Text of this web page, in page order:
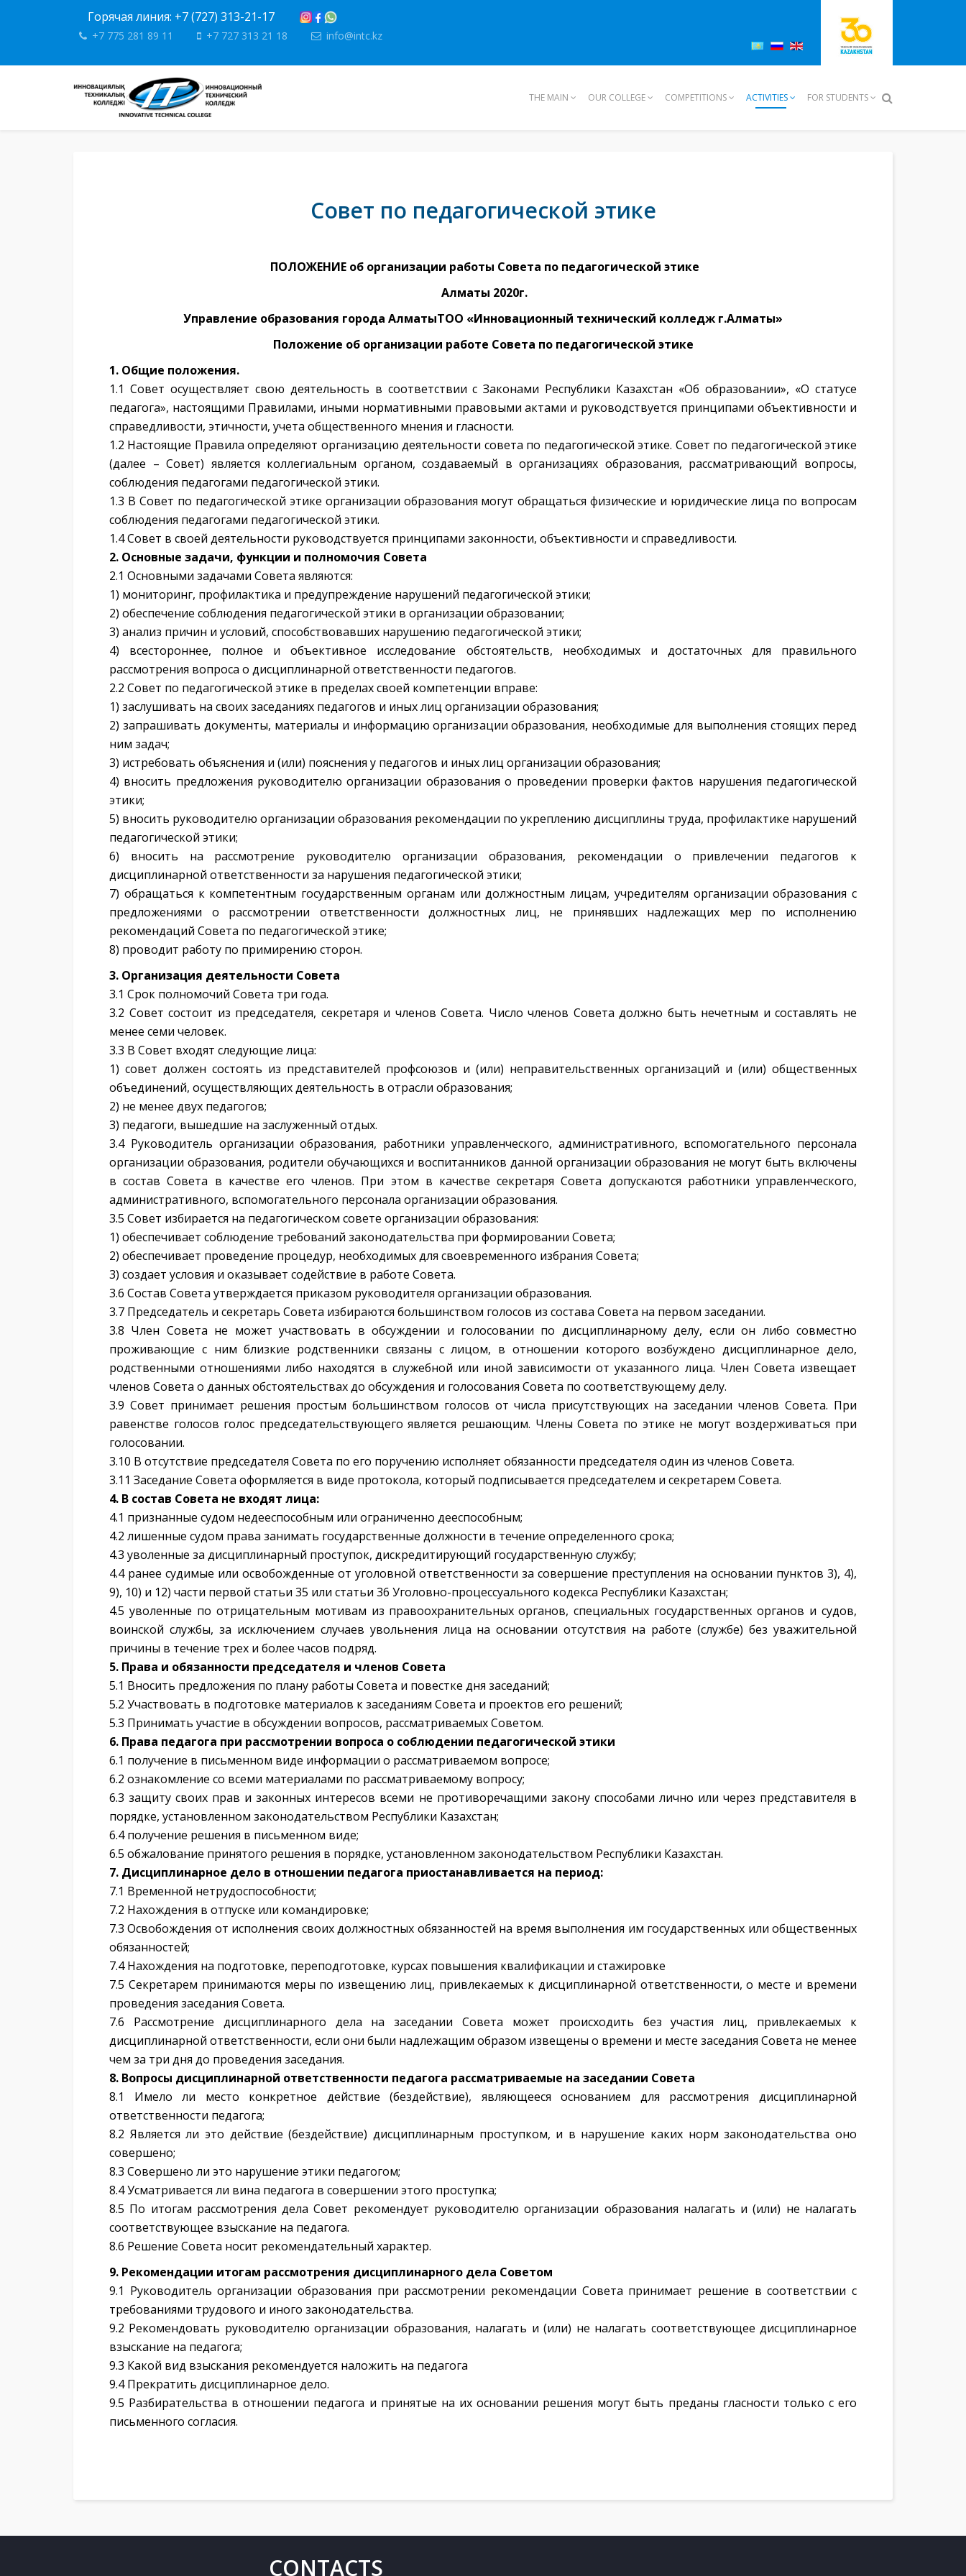
Горячая линия: +7 (727) 313-21-17
+7 775 281 89 11 +7 727 313 21 18 info@intc.kz
THE MAIN OUR COLLEGE COMPETITIONS ACTIVITIES FOR STUDENTS
Совет по педагогической этике
ПОЛОЖЕНИЕ об организации работы Совета по педагогической этике
Алматы 2020г.
Управление образования города АлматыТОО «Инновационный технический колледж г.Алматы»
Положение об организации работе Совета по педагогической этике
1. Общие положения.
1.1 Совет осуществляет свою деятельность в соответствии с Законами Республики Казахстан «Об образовании», «О статусе
педагога», настоящими Правилами, иными нормативными правовыми актами и руководствуется принципами объективности и
справедливости, этичности, учета общественного мнения и гласности.
1.2 Настоящие Правила определяют организацию деятельности совета по педагогической этике. Совет по педагогической этике
(далее – Совет) является коллегиальным органом, создаваемый в организациях образования, рассматривающий вопросы,
соблюдения педагогами педагогической этики.
1.3 В Совет по педагогической этике организации образования могут обращаться физические и юридические лица по вопросам
соблюдения педагогами педагогической этики.
1.4 Совет в своей деятельности руководствуется принципами законности, объективности и справедливости.
2. Основные задачи, функции и полномочия Совета
2.1 Основными задачами Совета являются:
1) мониторинг, профилактика и предупреждение нарушений педагогической этики;
2) обеспечение соблюдения педагогической этики в организации образовании;
3) анализ причин и условий, способствовавших нарушению педагогической этики;
4) всестороннее, полное и объективное исследование обстоятельств, необходимых и достаточных для правильного
рассмотрения вопроса о дисциплинарной ответственности педагогов.
2.2 Совет по педагогической этике в пределах своей компетенции вправе:
1) заслушивать на своих заседаниях педагогов и иных лиц организации образования;
2) запрашивать документы, материалы и информацию организации образования, необходимые для выполнения стоящих перед
ним задач;
3) истребовать объяснения и (или) пояснения у педагогов и иных лиц организации образования;
4) вносить предложения руководителю организации образования о проведении проверки фактов нарушения педагогической
этики;
5) вносить руководителю организации образования рекомендации по укреплению дисциплины труда, профилактике нарушений
педагогической этики;
6) вносить на рассмотрение руководителю организации образования, рекомендации о привлечении педагогов к
дисциплинарной ответственности за нарушения педагогической этики;
7) обращаться к компетентным государственным органам или должностным лицам, учредителям организации образования с
предложениями о рассмотрении ответственности должностных лиц, не принявших надлежащих мер по исполнению
рекомендаций Совета по педагогической этике;
8) проводит работу по примирению сторон.
3. Организация деятельности Совета
3.1 Срок полномочий Совета три года.
3.2 Совет состоит из председателя, секретаря и членов Совета. Число членов Совета должно быть нечетным и составлять не
менее семи человек.
3.3 В Совет входят следующие лица:
1) совет должен состоять из представителей профсоюзов и (или) неправительственных организаций и (или) общественных
объединений, осуществляющих деятельность в отрасли образования;
2) не менее двух педагогов;
3) педагоги, вышедшие на заслуженный отдых.
3.4 Руководитель организации образования, работники управленческого, административного, вспомогательного персонала
организации образования, родители обучающихся и воспитанников данной организации образования не могут быть включены
в состав Совета в качестве его членов. При этом в качестве секретаря Совета допускаются работники управленческого,
административного, вспомогательного персонала организации образования.
3.5 Совет избирается на педагогическом совете организации образования:
1) обеспечивает соблюдение требований законодательства при формировании Совета;
2) обеспечивает проведение процедур, необходимых для своевременного избрания Совета;
3) создает условия и оказывает содействие в работе Совета.
3.6 Состав Совета утверждается приказом руководителя организации образования.
3.7 Председатель и секретарь Совета избираются большинством голосов из состава Совета на первом заседании.
3.8 Член Совета не может участвовать в обсуждении и голосовании по дисциплинарному делу, если он либо совместно
проживающие с ним близкие родственники связаны с лицом, в отношении которого возбуждено дисциплинарное дело,
родственными отношениями либо находятся в служебной или иной зависимости от указанного лица. Член Совета извещает
членов Совета о данных обстоятельствах до обсуждения и голосования Совета по соответствующему делу.
3.9 Совет принимает решения простым большинством голосов от числа присутствующих на заседании членов Совета. При
равенстве голосов голос председательствующего является решающим. Члены Совета по этике не могут воздерживаться при
голосовании.
3.10 В отсутствие председателя Совета по его поручению исполняет обязанности председателя один из членов Совета.
3.11 Заседание Совета оформляется в виде протокола, который подписывается председателем и секретарем Совета.
4. В состав Совета не входят лица:
4.1 признанные судом недееспособным или ограниченно дееспособным;
4.2 лишенные судом права занимать государственные должности в течение определенного срока;
4.3 уволенные за дисциплинарный проступок, дискредитирующий государственную службу;
4.4 ранее судимые или освобожденные от уголовной ответственности за совершение преступления на основании пунктов 3), 4),
9), 10) и 12) части первой статьи 35 или статьи 36 Уголовно-процессуального кодекса Республики Казахстан;
4.5 уволенные по отрицательным мотивам из правоохранительных органов, специальных государственных органов и судов,
воинской службы, за исключением случаев увольнения лица на основании отсутствия на работе (службе) без уважительной
причины в течение трех и более часов подряд.
5. Права и обязанности председателя и членов Совета
5.1 Вносить предложения по плану работы Совета и повестке дня заседаний;
5.2 Участвовать в подготовке материалов к заседаниям Совета и проектов его решений;
5.3 Принимать участие в обсуждении вопросов, рассматриваемых Советом.
6. Права педагога при рассмотрении вопроса о соблюдении педагогической этики
6.1 получение в письменном виде информации о рассматриваемом вопросе;
6.2 ознакомление со всеми материалами по рассматриваемому вопросу;
6.3 защиту своих прав и законных интересов всеми не противоречащими закону способами лично или через представителя в
порядке, установленном законодательством Республики Казахстан;
6.4 получение решения в письменном виде;
6.5 обжалование принятого решения в порядке, установленном законодательством Республики Казахстан.
7. Дисциплинарное дело в отношении педагога приостанавливается на период:
7.1 Временной нетрудоспособности;
7.2 Нахождения в отпуске или командировке;
7.3 Освобождения от исполнения своих должностных обязанностей на время выполнения им государственных или общественных
обязанностей;
7.4 Нахождения на подготовке, переподготовке, курсах повышения квалификации и стажировке
7.5 Секретарем принимаются меры по извещению лиц, привлекаемых к дисциплинарной ответственности, о месте и времени
проведения заседания Совета.
7.6 Рассмотрение дисциплинарного дела на заседании Совета может происходить без участия лиц, привлекаемых к
дисциплинарной ответственности, если они были надлежащим образом извещены о времени и месте заседания Совета не менее
чем за три дня до проведения заседания.
8. Вопросы дисциплинарной ответственности педагога рассматриваемые на заседании Совета
8.1 Имело ли место конкретное действие (бездействие), являющееся основанием для рассмотрения дисциплинарной
ответственности педагога;
8.2 Является ли это действие (бездействие) дисциплинарным проступком, и в нарушение каких норм законодательства оно
совершено;
8.3 Совершено ли это нарушение этики педагогом;
8.4 Усматривается ли вина педагога в совершении этого проступка;
8.5 По итогам рассмотрения дела Совет рекомендует руководителю организации образования налагать и (или) не налагать
соответствующее взыскание на педагога.
8.6 Решение Совета носит рекомендательный характер.
9. Рекомендации итогам рассмотрения дисциплинарного дела Советом
9.1 Руководитель организации образования при рассмотрении рекомендации Совета принимает решение в соответствии с
требованиями трудового и иного законодательства.
9.2 Рекомендовать руководителю организации образования, налагать и (или) не налагать соответствующее дисциплинарное
взыскание на педагога;
9.3 Какой вид взыскания рекомендуется наложить на педагога
9.4 Прекратить дисциплинарное дело.
9.5 Разбирательства в отношении педагога и принятые на их основании решения могут быть преданы гласности только с его
письменного согласия.
CONTACTS